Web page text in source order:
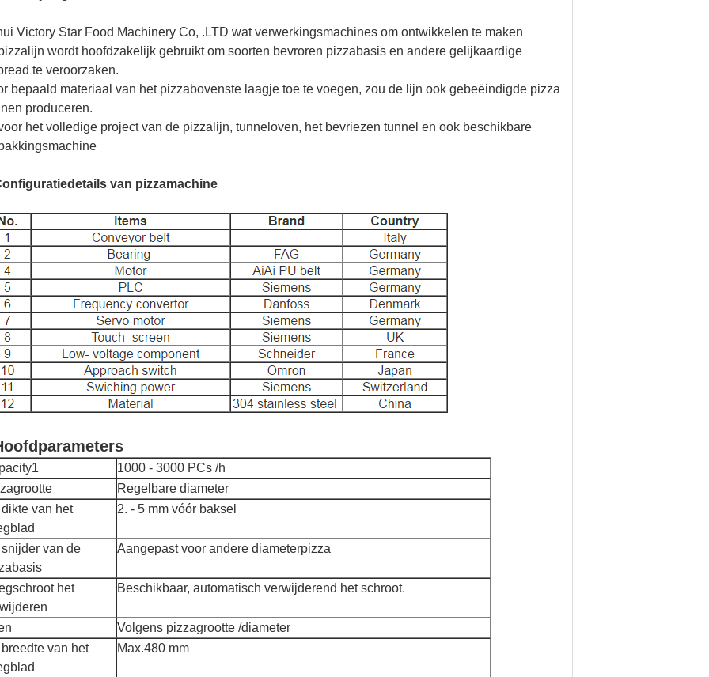
Victory Star Food Machinery Co, .LTD wat verwerkingsmachines om ontwikkelen te maken
wordt hoofdzakelijk gebruikt om soorten bevroren pizzabasis en andere gelijkaardige
te veroorzaken.
bepaald materiaal van het pizzabovenste laagje toe te voegen, zou de lijn ook gebeëindigde pizza
produceren.
het volledige project van de pizzalijn, tunneloven, het bevriezen tunnel en ook beschikbare
van pizzamachine
1000 - 3000 PCs /h
Regelbare diameter
van het
2. - 5 mm vóór baksel
van de
Aangepast voor andere diameterpizza
het
Beschikbaar, automatisch verwijderend het schroot.
Volgens pizzagrootte /diameter
van het
Max.480 mm